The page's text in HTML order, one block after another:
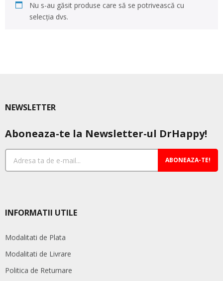
Nu s-au găsit produse care să se potrivească cu
selecția dvs.
NEWSLETTER
Aboneaza-te la Newsletter-ul DrHappy!
ABONEAZA-TE!
INFORMATII UTILE
Modalitati de Plata
Modalitati de Livrare
Politica de Returnare